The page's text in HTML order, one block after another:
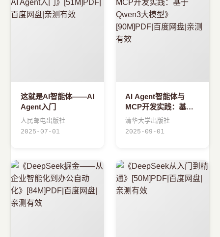
这就是AI智能体——AI
Agent入门
人民邮电出版社
2025-07-01
AI Agent智能体与
MCP开发实践：基于
Qwen3大模型
清华大学出版社
2025-09-01